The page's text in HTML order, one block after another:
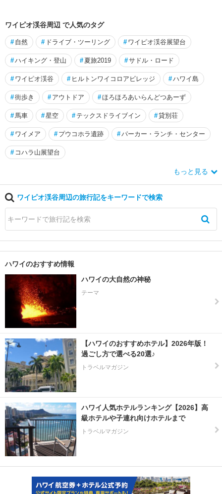
ワイピオ渓谷周辺 で人気のタグ
# 自然 # ドライブ・ツーリング # ワイピオ渓谷展望台
#ハイキング・登山 # 夏旅2019 #サドル・ロード
# ワイピオ渓谷 # ヒルトンワイコロアビレッジ #ハワイ島
#街歩き # アウトドア #ほろほろあいらんどつあーず
#馬車 #星空 # テックスドライブイン #貸別荘
# ワイメア # プウコホラ遺跡 #パーカー・ランチ・センター
# コハラ山展望台
もっと見る
ワイピオ渓谷周辺の旅行記をキーワードで検索
ハワイのおすすめ情報
ハワイの大自然の神秘
テーマ
【ハワイのおすすめホテル】2026年版！
過ごし方で選べる20選♪
トラベルマガジン
ハワイ人気ホテルランキング【2026】高
級ホテルや子連れ向けホテルまで
トラベルマガジン